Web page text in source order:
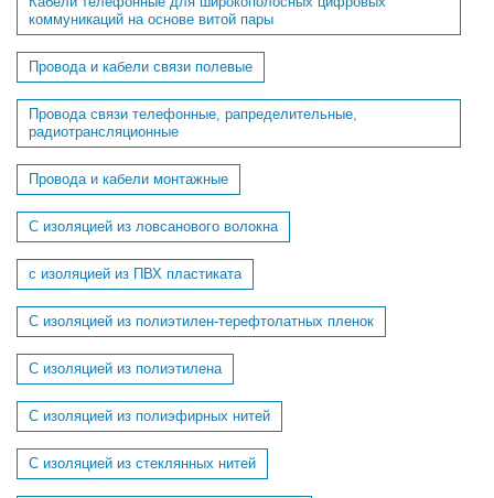
коммуникаций на основе витой пары
Провода и кабели связи полевые
Провода связи телефонные, рапределительные,
радиотрансляционные
Провода и кабели монтажные
С изоляцией из ловсанового волокна
с изоляцией из ПВХ пластиката
С изоляцией из полиэтилен-терефтолатных пленок
С изоляцией из полиэтилена
С изоляцией из полиэфирных нитей
С изоляцией из стеклянных нитей